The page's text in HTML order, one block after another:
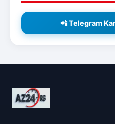
📲 Telegram